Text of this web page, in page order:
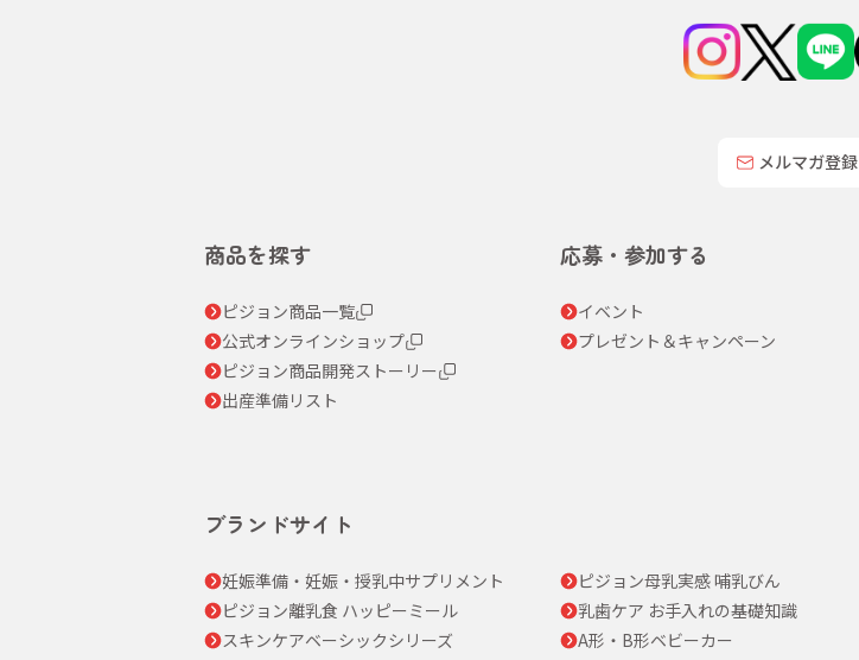
メルマガ登録
商品を探す
ピジョン商品一覧
公式オンラインショップ
ピジョン商品開発ストーリー
出産準備リスト
応募・参加する
イベント
プレゼント＆キャンペーン
ブランドサイト
妊娠準備・妊娠・授乳中サプリメント ピジョン母乳実感 哺乳びん
ピジョン離乳食 ハッピーミール
乳歯ケア お手入れの基礎知識
スキンケアベーシックシリーズ
A形・B形ベビーカー